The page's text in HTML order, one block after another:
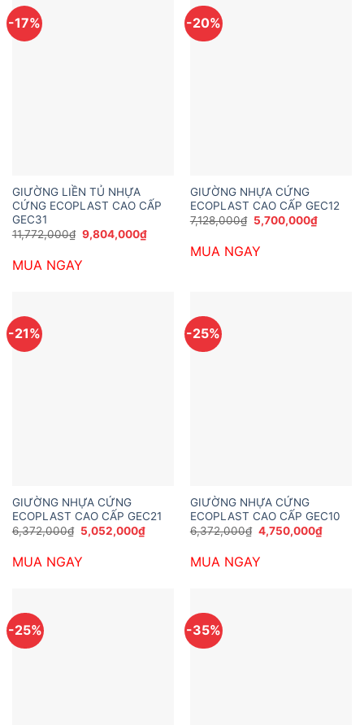
-17%
GIƯỜNG LIỀN TỦ NHỰA
CỨNG ECOPLAST CAO CẤP
GEC31
11,772,000₫ Giá
gốc
11,772,000₫.
9,804,000₫Giá
hiện
MUA NGAY
-20%
GIƯỜNG NHỰA CỨNG
ECOPLAST CAO CẤP GEC12
7,128,000₫ Giá
gốc
7,128,000₫.
5,700,000₫Giá
hiện
MUA NGAY
-21%
GIƯỜNG NHỰA CỨNG
ECOPLAST CAO CẤP GEC21
6,372,000₫ Giá
gốc
6,372,000₫.
5,052,000₫Giá
hiện
MUA NGAY
-25%
GIƯỜNG NHỰA CỨNG
ECOPLAST CAO CẤP GEC10
6,372,000₫ Giá
gốc
6,372,000₫.
4,750,000₫Giá
hiện
MUA NGAY
-25% -35%